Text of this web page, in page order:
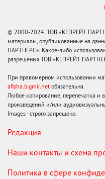
© 2000-2024, ТОВ «КЕПРЕЙТ
материалы, опубликованные на
ПАРТНЕРС». Какое-либо
разрешения ТОВ «КЕПРЕЙТ
При правомерном использовании
afisha.bigmir.net обязательна.
Любое копирование, перепечатка и
произведений и/или
Images - строго запрещено.
Редакция
Наши контакты и схема
Политика в сфере